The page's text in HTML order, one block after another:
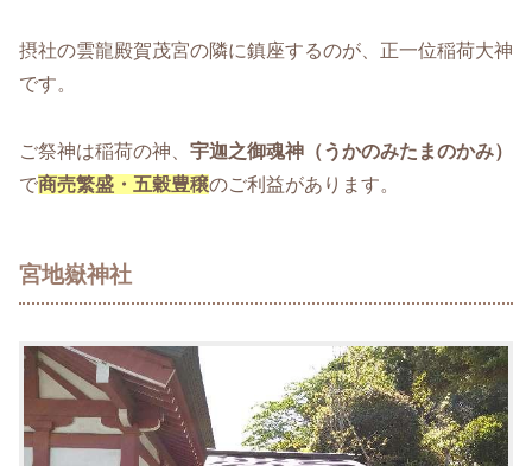
摂社の雲龍殿賀茂宮の隣に鎮座するのが、正一位稲荷大神
です。
ご祭神は稲荷の神、 宇迦之御魂神（うかのみたまのかみ）
で商売繁盛・五穀豊穣のご利益があります。
宮地嶽神社